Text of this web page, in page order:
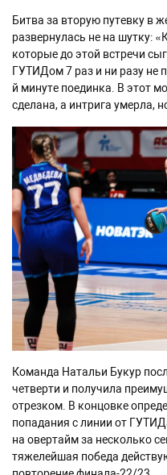
Битва за вторую путевку в
развернулась не на шутку:
которые до этой встречи
ГУТИДом 7 раз и ни разу не
й минуте поединка. В этот
сделана, а интрига умерла,
Команда Натальи Букур
четверти и получила
отрезком. В концовке
попадания с линии от
на овертайм за несколько
тяжелейшая победа